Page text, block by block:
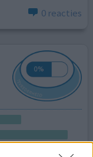
0 reacties